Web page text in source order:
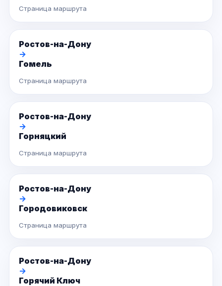
Страница маршрута
Ростов-на-Дону
→
Гомель
Страница маршрута
Ростов-на-Дону
→
Горняцкий
Страница маршрута
Ростов-на-Дону
→
Городовиковск
Страница маршрута
Ростов-на-Дону
→
Горячий Ключ